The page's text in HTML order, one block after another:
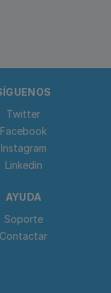
Twitter
Facebook
Instagram
Linkedin
AYUDA
Soporte
Contactar